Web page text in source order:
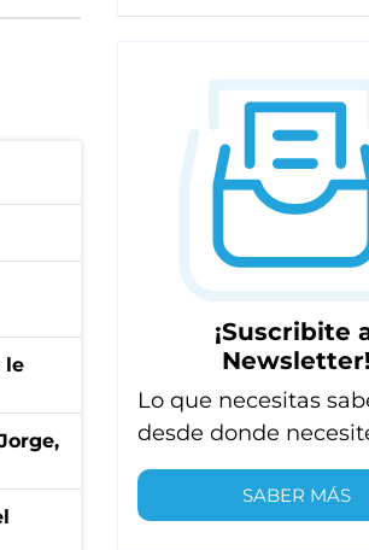
le
¡Suscribite
Lo que necesitas
desde donde
SABER MÁS